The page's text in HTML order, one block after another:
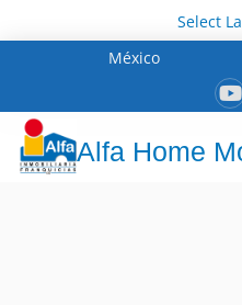
Select
México
Alfa Home